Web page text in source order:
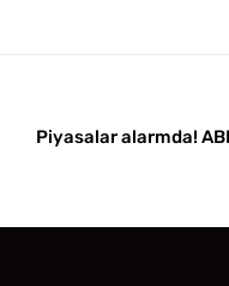
Piyasalar alarmda!